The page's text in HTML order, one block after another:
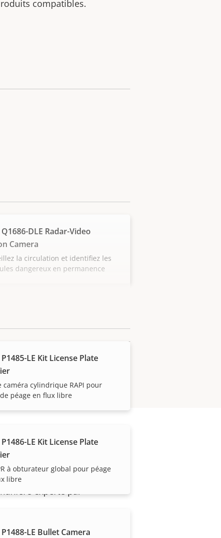
compatibles.
Q1686-DLE Radar-Video
Camera
la circulation et identifiez les
dangereux en permanence
P1485-LE Kit License Plate
caméra cylindrique RAPI pour
péage en flux libre
P1486-LE Kit License Plate
à obturateur global pour péage
libre
P1488-LE Bullet Camera
experte par